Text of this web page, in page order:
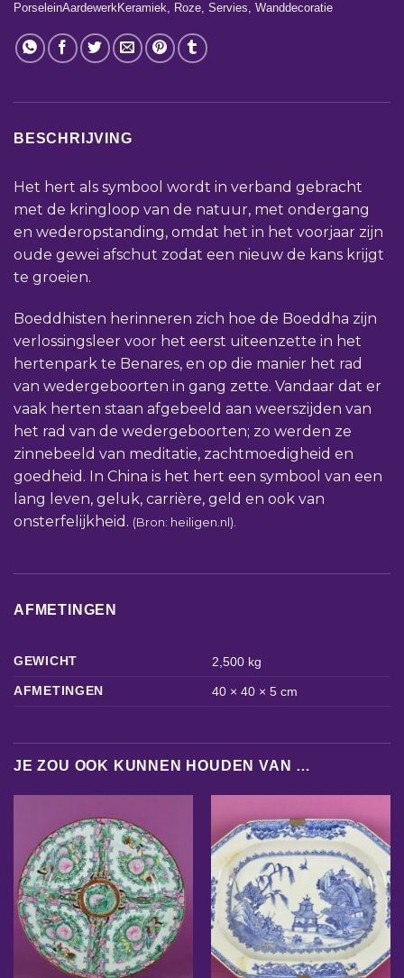
PorseleinAardewerkKeramiek, Roze, Servies, Wanddecoratie
BESCHRIJVING
Het hert als symbool wordt in verband gebracht
met de kringloop van de natuur, met ondergang
en wederopstanding, omdat het in het voorjaar zijn
oude gewei afschut zodat een nieuw de kans krijgt
te groeien.
Boeddhisten herinneren zich hoe de Boeddha zijn
verlossingsleer voor het eerst uiteenzette in het
hertenpark te Benares, en op die manier het rad
van wedergeboorten in gang zette. Vandaar dat er
vaak herten staan afgebeeld aan weerszijden van
het rad van de wedergeboorten; zo werden ze
zinnebeeld van meditatie, zachtmoedigheid en
goedheid. In China is het hert een symbool van een
lang leven, geluk, carrière, geld en ook van
onsterfelijkheid. (Bron: heiligen.nl).
AFMETINGEN
GEWICHT
2,500 kg
AFMETINGEN
40 × 40 × 5 cm
JE ZOU OOK KUNNEN HOUDEN VAN …